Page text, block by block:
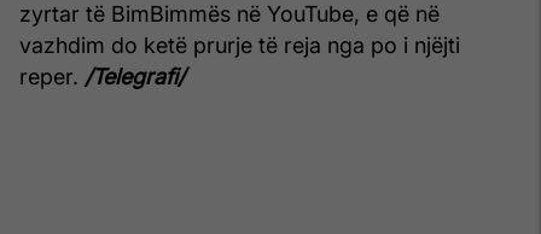
zyrtar të BimBimmës në YouTube, e që në
vazhdim do ketë prurje të reja nga po i njëjti
reper. /Telegrafi/